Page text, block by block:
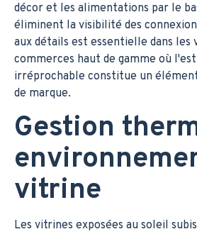
décor et les alimentations par le
éliminent la visibilité des
aux détails est essentielle dans les
commerces haut de gamme où
irréprochable constitue un
de marque.
Gestion
vitrine
Les vitrines exposées au soleil